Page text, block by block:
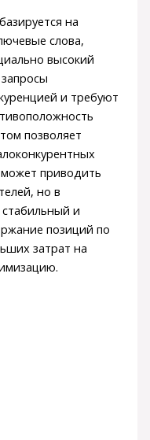
на
слова,
высокий
и требуют
позволяет
приводить
но в
и
позиций по
затрат на